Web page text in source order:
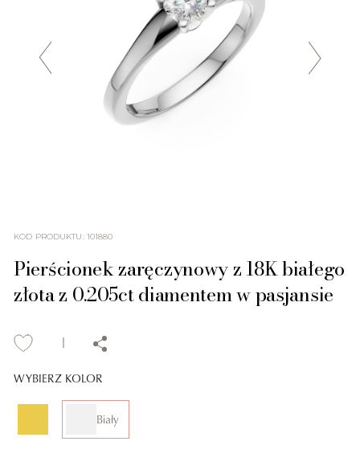
KOD PRODUKTU: 101880
Pierścionek zaręczynowy z 18K białego
złota z 0.205ct diamentem w pasjansie
WYBIERZ KOLOR
Biały